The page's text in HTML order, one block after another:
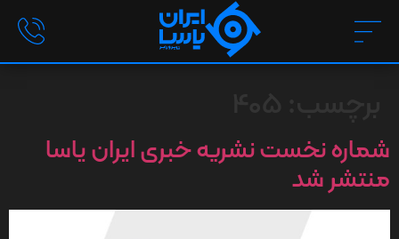
شماره نخست نشریه خبری ایران یاسا
منتشر شد